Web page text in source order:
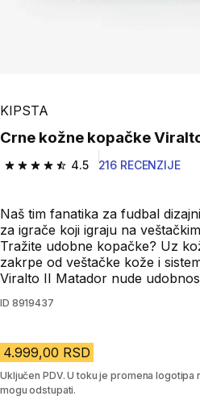
KIPSTA
Crne kožne kopačke
4.5
4.5 od 5 zvezdica from 216
216 RECENZIJE
Naš tim fanatika za fudbal
za igrače koji igraju na
Tražite udobne kopačke? Uz
zakrpe od veštačke kože i
Viralto II Matador nude
ID 8919437
4.999,00 RSD
Uključen PDV. U toku je promena
mogu odstupati.